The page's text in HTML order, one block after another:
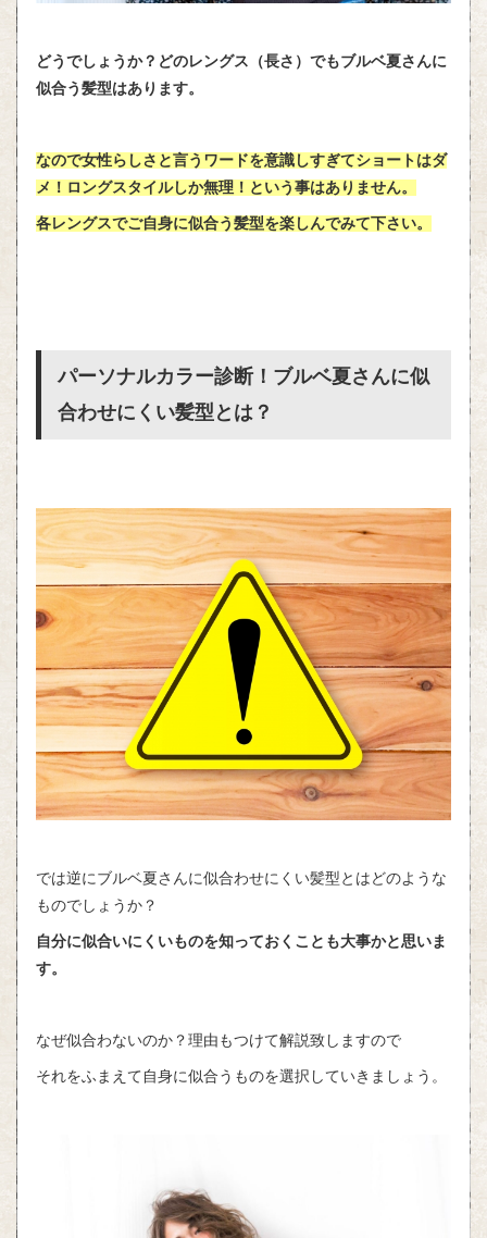
どうでしょうか？どのレングス（長さ）でもブルベ夏さんに
似合う髪型はあります。
なので女性らしさと言うワードを意識しすぎてショートはダ
メ！ロングスタイルしか無理！という事はありません。
各レングスでご自身に似合う髪型を楽しんでみて下さい。
パーソナルカラー診断！ブルベ夏さんに似
合わせにくい髪型とは？
では逆にブルベ夏さんに似合わせにくい髪型とはどのような
ものでしょうか？
自分に似合いにくいものを知っておくことも大事かと思いま
す。
なぜ似合わないのか？理由もつけて解説致しますので
それをふまえて自身に似合うものを選択していきましょう。